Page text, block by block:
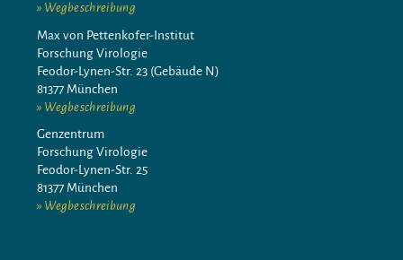
Wegbeschreibung
Max von Pettenkofer-Institut
Forschung Virologie
Feodor-Lynen-Str. 23 (Gebäude N)
81377 München
Wegbeschreibung
Genzentrum
Forschung Virologie
Feodor-Lynen-Str. 25
81377 München
Wegbeschreibung